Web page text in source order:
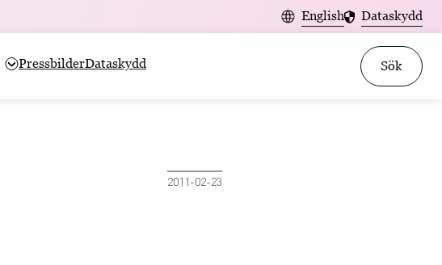
English Dataskydd
PressbilderDataskydd Sök
2011-02-23